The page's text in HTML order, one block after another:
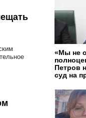
«Мы не
Петров
суд на